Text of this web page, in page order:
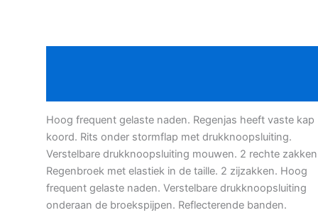
Hoog frequent gelaste naden. Regenjas heeft vaste kap
koord. Rits onder stormflap met drukknoopsluiting.
Verstelbare drukknoopsluiting mouwen. 2 rechte
Regenbroek met elastiek in de taille. 2 zijzakken. Hoog
frequent gelaste naden. Verstelbare drukknoopsluiting
onderaan de broekspijpen. Reflecterende banden.